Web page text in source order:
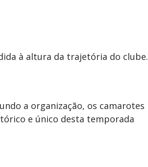
à altura da trajetória do clube.
a organização, os camarotes
e único desta temporada